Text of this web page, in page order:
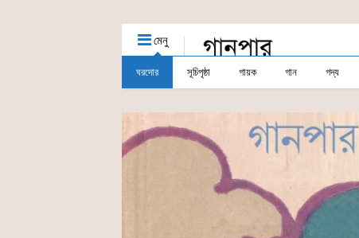
মেনু
ঘরদোর সূচিপৃষ্ঠা গায়ক গান গদ্য